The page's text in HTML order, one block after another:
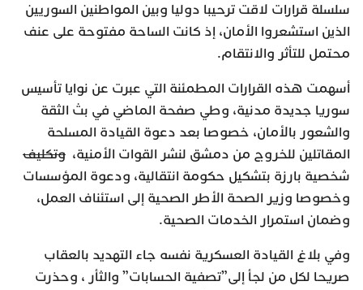
سلسلة قرارات لاقت ترحيبا دوليا وبين المواطنين السوريين
الذين استشعروا الأمان، إذ كانت الساحة مفتوحة على عنف
محتمل للتأثر والانتقام.
أسهمت هذه القرارات المطمئنة التي عبرت عن نوايا تأسيس
سوريا جديدة مدنية، وطي صفحة الماضي في بث الثقة
والشعور بالأمان، خصوصا بعد دعوة القيادة المسلحة
المقاتلين للخروج من دمشق لنشر القوات الأمنية، وتكليف
شخصية بارزة بتشكيل حكومة انتقالية، ودعوة المؤسسات
وخصوصا وزير الصحة الأطر الصحية إلى استئناف العمل،
وضمان استمرار الخدمات الصحية.
وفي بلاغ القيادة العسكرية نفسه جاء التهديد بالعقاب
صريحا لكل من لجأ إلى”تصفية الحسابات” والثأر ، وحذرت